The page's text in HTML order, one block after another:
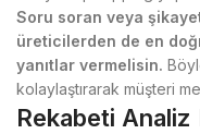
Soru soran veya
üreticilerden de en
yanıtlar vermelisin.
kolaylaştırarak müşteri
Rekabeti Analiz